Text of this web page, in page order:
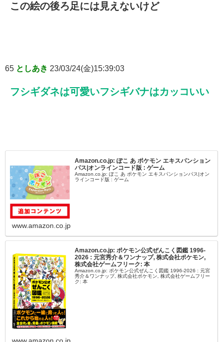
この絵の後ろ足には見えないけど
65 としあき 23/03/24(金)15:39:03
フシギダネは可愛いフシギバナはカッコいい
Amazon.co.jp: ぽこ あ ポケモン エキスパンション
パス|オンラインコード版 : ゲーム
Amazon.co.jp: ぽこ あ ポケモン エキスパンションパス|オン
ラインコード版 : ゲーム
www.amazon.co.jp
Amazon.co.jp: ポケモン公式ぜんこく図鑑 1996-
2026 : 元宮秀介＆ワンナップ, 株式会社ポケモン,
株式会社ゲームフリーク: 本
Amazon.co.jp: ポケモン公式ぜんこく図鑑 1996-2026 : 元宮
秀介＆ワンナップ, 株式会社ポケモン, 株式会社ゲームフリー
ク: 本
www.amazon.co.jp